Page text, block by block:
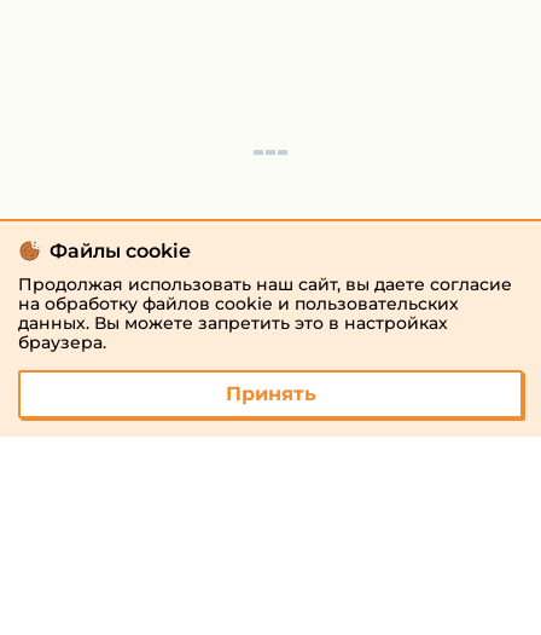
Файлы cookie
Продолжая использовать наш сайт, вы даете согласие
на обработку файлов cookie и пользовательских
данных. Вы можете запретить это в настройках
браузера.
Принять